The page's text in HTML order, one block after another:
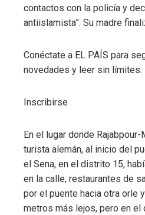
contactos con la policía y
antiislamista”. Su madre
Conéctate a EL PAÍS para
novedades y leer sin límites.
Inscribirse
En el lugar donde
turista alemán, al inicio del
el Sena, en el distrito 15,
en la calle, restaurantes de
por el puente hacia otra orle
metros más lejos, pero en el